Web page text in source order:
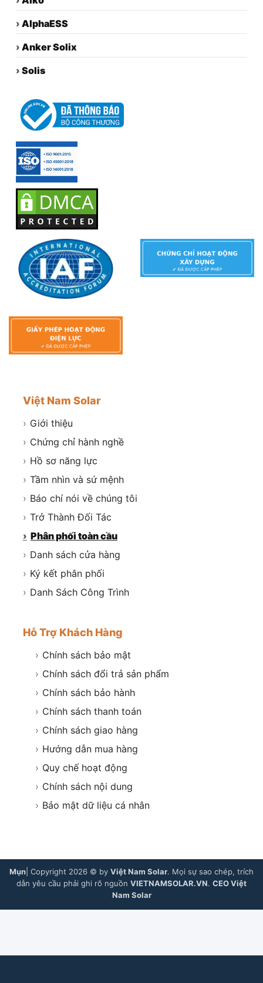
› AlphaESS
› Anker Solix
› Solis
Việt Nam Solar
› Giới thiệu
› Chứng chỉ hành nghề
› Hồ sơ năng lực
› Tầm nhìn và sứ mệnh
› Báo chí nói về chúng tôi
› Trở Thành Đối Tác
› Phân phối toàn cầu
› Danh sách cửa hàng
› Ký kết phân phối
› Danh Sách Công Trình
Hỗ Trợ Khách Hàng
› Chính sách bảo mật
› Chính sách đổi trả sản phẩm
› Chính sách bảo hành
› Chính sách thanh toán
› Chính sách giao hàng
› Hướng dẫn mua hàng
› Quy chế hoạt động
› Chính sách nội dung
› Bảo mật dữ liệu cá nhân
Mụn | Copyright 2026 © by Việt Nam Solar. Mọi sự sao chép, trích
dẫn yêu cầu phải ghi rõ nguồn VIETNAMSOLAR.VN. CEO Việt
Nam Solar